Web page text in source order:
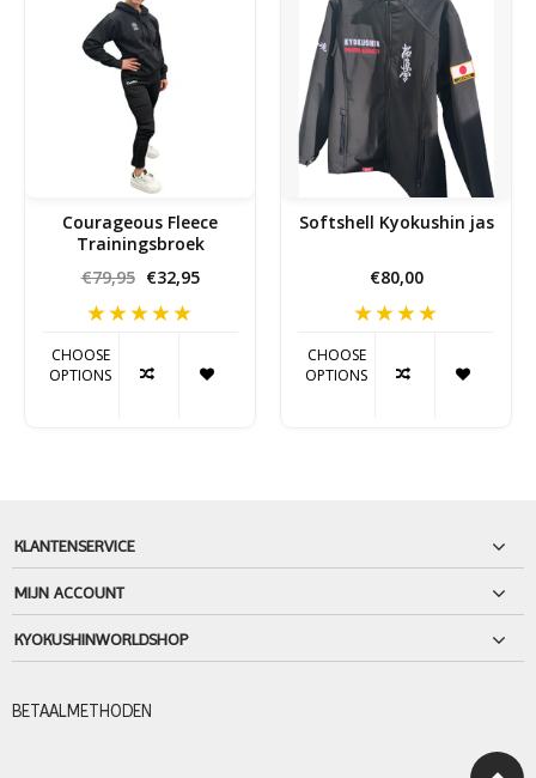
Courageous Fleece
Trainingsbroek
€79,95 €32,95
CHOOSE
OPTIONS
Softshell Kyokushin jas
€80,00
CHOOSE
OPTIONS
KLANTENSERVICE
MIJN ACCOUNT
KYOKUSHINWORLDSHOP
BETAALMETHODEN